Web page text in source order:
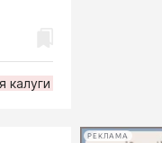
калуги
РЕКЛАМА